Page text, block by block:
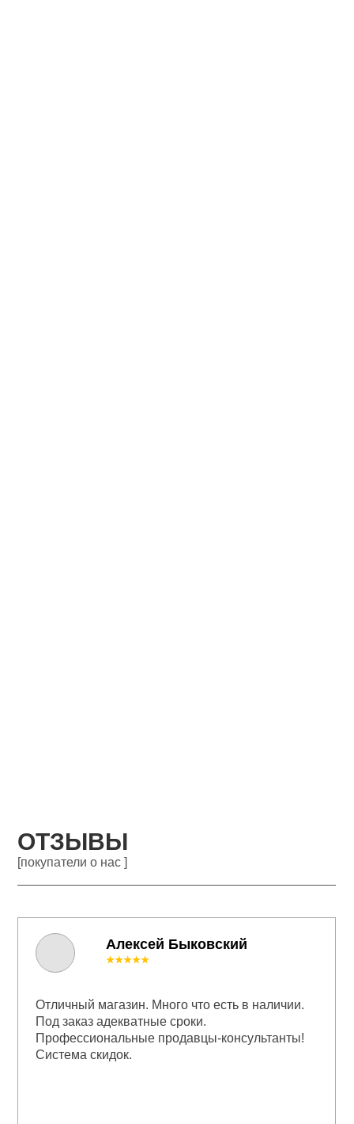
ОТЗЫВЫ
[покупатели о нас ]
Алексей Быковский
★★★★★
Отличный магазин. Много что есть в наличии.
Под заказ адекватные сроки.
Профессиональные продавцы-консультанты!
Система скидок.